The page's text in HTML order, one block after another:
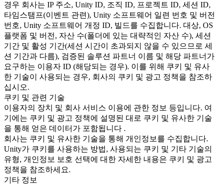
경우 회사는 IP 주소, Unity ID, 조직 ID, 프로젝트 ID, 세션 ID,
타임스탬프(이벤트 관련), Unity 소프트웨어 일련 번호 및 버전
번호, Unity 소프트웨어 개정 ID, 빌드를 수집합니다. 대상, OS
플랫폼 및 버전, 자산 수(폴더에 있는 대략적인 자산 수), 세션
기간 및 활성 기간(세션 시간이 초과되지 않을 수 있으므로 세
션 기간과 다름), 검증된 솔루션 파트너 이름 및 해당 파트너가
요구하는 이용자 ID (해당되는 경우). 이를 위해 쿠키 및 유사
한 기술이 사용되는 경우, 회사의 쿠키 및 광고 정책을 참조하
십시오.
쿠키 및 관련 기술
이용자의 장치 및 회사 서비스 이용에 관한 정보 등입니다. 여
기에는 쿠키 및 광고 정책에 설명된 대로 쿠키 및 유사한 기술
을 통해 얻은 데이터가 포함됩니다 .
회사는 쿠키 및 유사한 기술을 통해 개인정보를 수집합니다.
Unity가 쿠키를 사용하는 방법, 사용되는 쿠키 및 기타 기술의
유형, 개인정보 보호 선택에 대한 자세한 내용은 쿠키 및 광고
정책을 참조하세요.
기타 정보